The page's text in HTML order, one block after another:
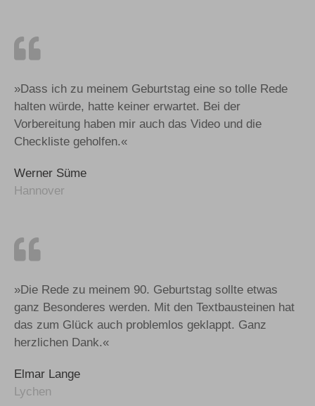
»Dass ich zu meinem Geburtstag eine so tolle Rede
halten würde, hatte keiner erwartet. Bei der
Vorbereitung haben mir auch das Video und die
Checkliste geholfen.«
Werner Süme
Hannover
»Die Rede zu meinem 90. Geburtstag sollte etwas
ganz Besonderes werden. Mit den Textbausteinen hat
das zum Glück auch problemlos geklappt. Ganz
herzlichen Dank.«
Elmar Lange
Lychen